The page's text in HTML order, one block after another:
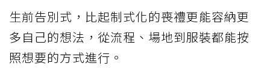
生前告別式，比起制式化的喪禮更能容納更
多自己的想法，從流程、場地到服裝都能按
照想要的方式進行。